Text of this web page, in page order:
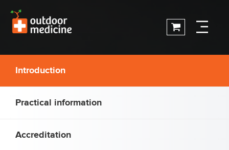
Introduction
Practical information
Accreditation